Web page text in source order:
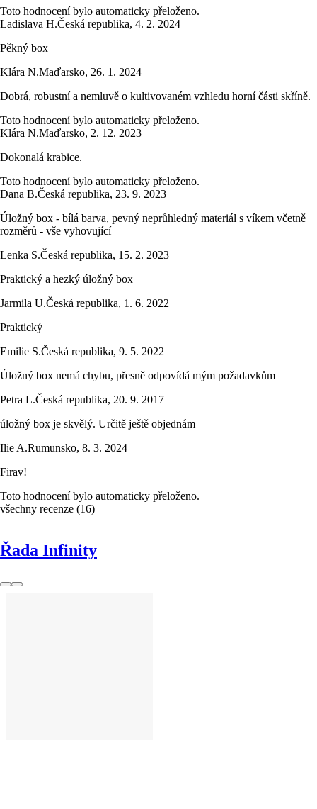
Toto hodnocení bylo automaticky přeloženo.
Ladislava H.Česká republika, 4. 2. 2024
Pěkný box
Klára N.Maďarsko, 26. 1. 2024
Dobrá, robustní a nemluvě o kultivovaném vzhledu horní části skříně.
Toto hodnocení bylo automaticky přeloženo.
Klára N.Maďarsko, 2. 12. 2023
Dokonalá krabice.
Toto hodnocení bylo automaticky přeloženo.
Dana B.Česká republika, 23. 9. 2023
Úložný box - bílá barva, pevný neprůhledný materiál s víkem včetně
rozměrů - vše vyhovující
Lenka S.Česká republika, 15. 2. 2023
Praktický a hezký úložný box
Jarmila U.Česká republika, 1. 6. 2022
Praktický
Emilie S.Česká republika, 9. 5. 2022
Úložný box nemá chybu, přesně odpovídá mým požadavkům
Petra L.Česká republika, 20. 9. 2017
úložný box je skvělý. Určitě ještě objednám
Ilie A.Rumunsko, 8. 3. 2024
Firav!
Toto hodnocení bylo automaticky přeloženo.
všechny recenze (16)
Řada Infinity